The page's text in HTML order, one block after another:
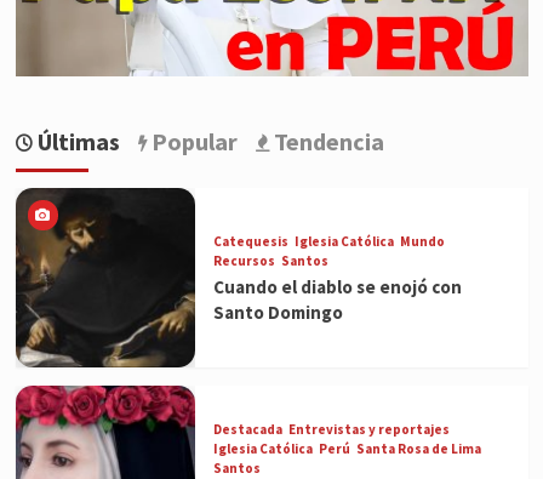
Últimas Popular Tendencia
Catequesis Iglesia Católica Mundo
Recursos Santos
Cuando el diablo se enojó con
Santo Domingo
Destacada Entrevistas y reportajes
Iglesia Católica Perú Santa Rosa de Lima
Santos